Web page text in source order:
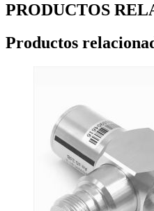
PRODUCTOS
Productos